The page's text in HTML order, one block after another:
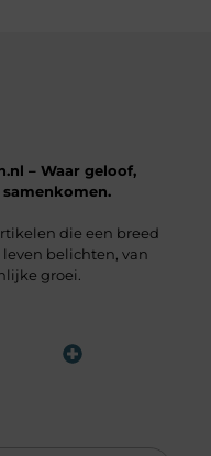
– Waar geloof,
die een breed
belichten, van
groei.